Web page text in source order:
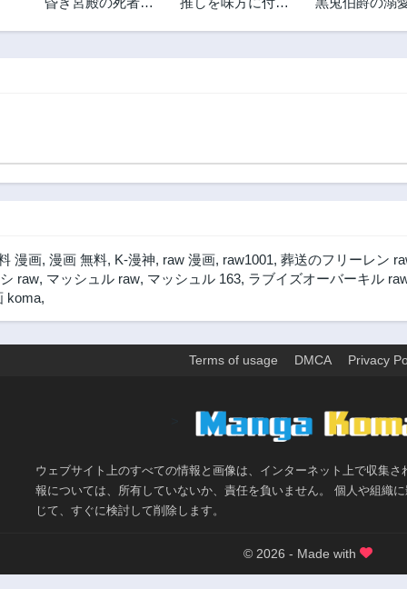
～
漫画, 漫画 無料, K-漫神, raw 漫画, raw1001, 葬送のフリーレン
raw, マッシュル raw, マッシュル 163, ラブイズオーバーキル
koma,
Terms of usage DMCA Privacy
ウェブサイト上のすべての情報と画像は、インターネット上で収集
報については、所有していないか、責任を負いません。 個人や組織
じて、すぐに検討して削除します。
© 2026 - Made with